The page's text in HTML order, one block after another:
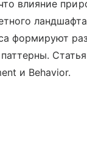
влияние
формируют
Статья
и Behavior.